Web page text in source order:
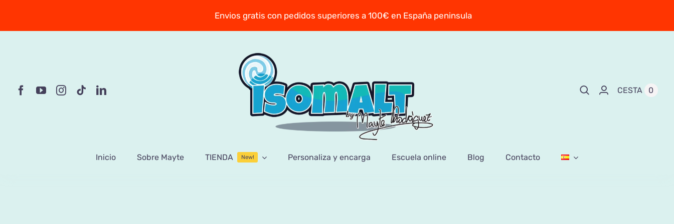
Envios gratis con pedidos superiores a 100€ en España peninsula
CESTA 0
Inicio Sobre Mayte TIENDA New! Personaliza y encarga Escuela online Blog Contacto